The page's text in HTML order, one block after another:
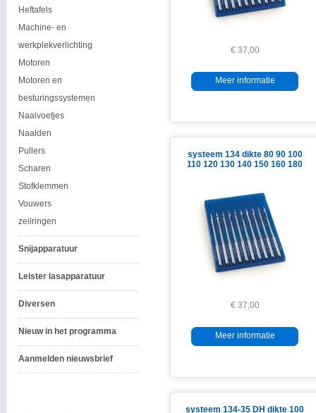
Heftafels
Machine- en
werkplekverlichting
Motoren
Motoren en
besturingssystemen
Naaivoetjes
Naalden
Pullers
Scharen
Stofklemmen
Vouwers
zeilringen
Snijapparatuur
Leister lasapparatuur
Diversen
Nieuw in het programma
Aanmelden nieuwsbrief
€ 37,00
Meer informatie
systeem 134 dikte 80 90 100
110 120 130 140 150 160 180
€ 37,00
Meer informatie
systeem 134-35 DH dikte 100